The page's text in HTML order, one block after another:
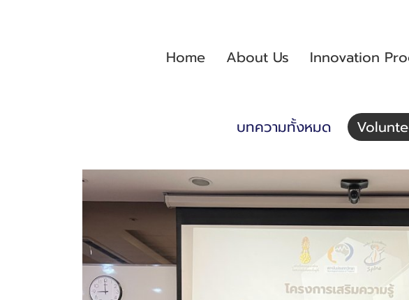
Home About Us Innovation
บทความทั้งหมด